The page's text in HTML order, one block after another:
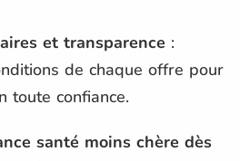
et transparence :
de chaque offre pour
toute confiance.
santé moins chère dès